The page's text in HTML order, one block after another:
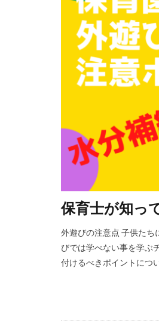
保育士が知っ
外遊びの注意点 子供たち
びでは学べない事を学ぶ
付けるべきポイントにつ